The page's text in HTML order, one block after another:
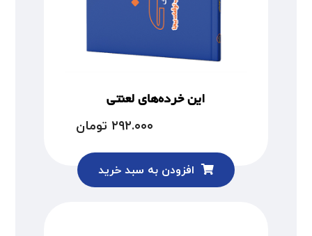
این خرده‌های لعنتی
۲۹۲.۰۰۰ تومان
افزودن به سبد خرید